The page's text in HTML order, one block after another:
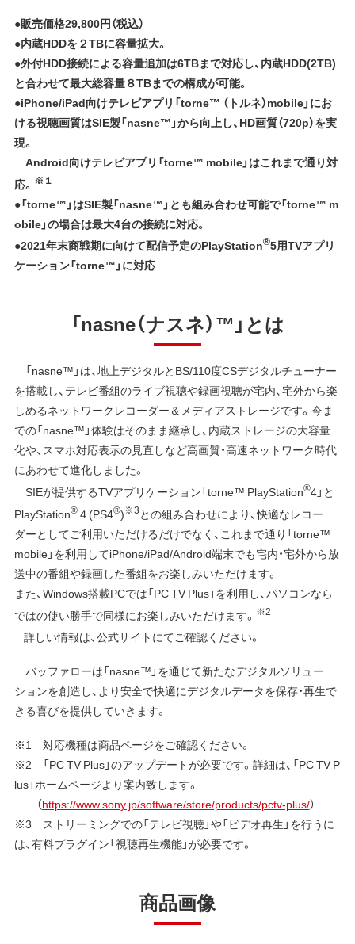
●販売価格29,800円（税込）
●内蔵HDDを２TBに容量拡大。
●外付HDD接続による容量追加は6TBまで対応し、内蔵HDD(2TB)
と合わせて最大総容量８TBまでの構成が可能。
●iPhone/iPad向けテレビアプリ「torne™ （トルネ）mobile」にお
ける視聴画質はSIE製「nasne™」から向上し、HD画質（720p）を実
現。
Android向けテレビアプリ「torne™ mobile」はこれまで通り対
応。 ※１
●「torne™」はSIE製「nasne™」とも組み合わせ可能で「torne™ m
obile」の場合は最大4台の接続に対応。
●2021年末商戦期に向けて配信予定のPlayStation®5⽤TVアプリ
ケーション「torne™」に対応
「nasne（ナスネ）™」とは
「nasne™」は、地上デジタルとBS/110度CSデジタルチューナー
を搭載し、テレビ番組のライブ視聴や録画視聴が宅内、宅外から楽
しめるネットワークレコーダー＆メディアストレージです。今ま
での「nasne™」体験はそのまま継承し、内蔵ストレージの大容量
化や、スマホ対応表示の見直しなど高画質・高速ネットワーク時代
にあわせて進化しました。
SIEが提供するTVアプリケーション「torne™ PlayStation®4」と
PlayStation®４(PS4®)※3との組み合わせにより、快適なレコー
ダーとしてご利用いただけるだけでなく、これまで通り「torne™
mobile」を利用してiPhone/iPad/Android端末でも宅内・宅外から放
送中の番組や録画した番組をお楽しみいただけます。
また、Windows搭載PCでは「PC TV Plus」を利⽤し、パソコンなら
ではの使い勝手で同様にお楽しみいただけます。 ※2
詳しい情報は、公式サイトにてご確認ください。
バッファローは「nasne™」を通じて新たなデジタルソリュー
ションを創造し、より安全で快適にデジタルデータを保存・再生で
きる喜びを提供していきます。
※1 対応機種は商品ページをご確認ください。
※2 「PC TV Plus」のアップデートが必要です。詳細は、「PC TV P
lus」ホームページより案内致します。
（https://www.sony.jp/software/store/products/pctv-plus/）
※3 ストリーミングでの「テレビ視聴」や「ビデオ再生」を行うに
は、有料プラグイン「視聴再生機能」が必要です。
商品画像